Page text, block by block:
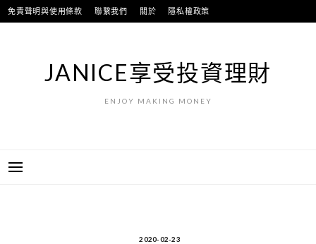
跳
至
免責聲明與使用條款 聯繫我們 關於 隱私權政策
JANICE享受投資理財
ENJOY MAKING MONEY
2020-02-23